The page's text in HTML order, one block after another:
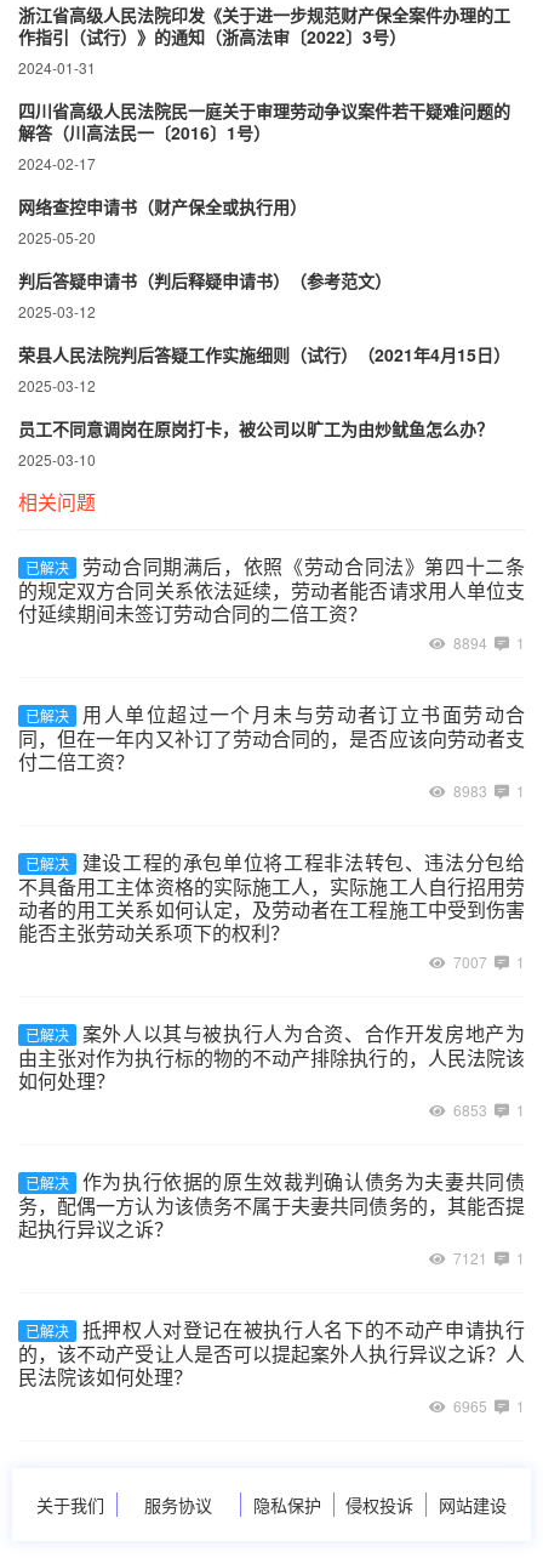
浙江省高级人民法院印发《关于进一步规范财产保全案件办理的工
作指引（试行）》的通知（浙高法审〔2022〕3号）
2024-01-31
四川省高级人民法院民一庭关于审理劳动争议案件若干疑难问题的
解答（川高法民一〔2016〕1号）
2024-02-17
网络查控申请书（财产保全或执行用）
2025-05-20
判后答疑申请书（判后释疑申请书）（参考范文）
2025-03-12
荣县人民法院判后答疑工作实施细则（试行）（2021年4月15日）
2025-03-12
员工不同意调岗在原岗打卡，被公司以旷工为由炒鱿鱼怎么办？
2025-03-10
相关问题
已解决
劳动合同期满后，依照《劳动合同法》第四十二条
的规定双方合同关系依法延续，劳动者能否请求用人单位支
付延续期间未签订劳动合同的二倍工资？
8894 1
已解决
用人单位超过一个月未与劳动者订立书面劳动合
同，但在一年内又补订了劳动合同的，是否应该向劳动者支
付二倍工资？
8983 1
已解决
建设工程的承包单位将工程非法转包、违法分包给
不具备用工主体资格的实际施工人，实际施工人自行招用劳
动者的用工关系如何认定，及劳动者在工程施工中受到伤害
能否主张劳动关系项下的权利？
7007 1
已解决
案外人以其与被执行人为合资、合作开发房地产为
由主张对作为执行标的物的不动产排除执行的，人民法院该
如何处理？
6853 1
已解决
作为执行依据的原生效裁判确认债务为夫妻共同债
务，配偶一方认为该债务不属于夫妻共同债务的，其能否提
起执行异议之诉？
7121 1
已解决
抵押权人对登记在被执行人名下的不动产申请执行
的，该不动产受让人是否可以提起案外人执行异议之诉？人
民法院该如何处理？
6965 1
关于我们 服务协议 隐私保护 侵权投诉 网站建设